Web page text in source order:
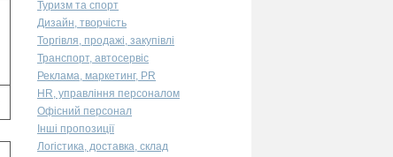
Туризм та спорт
Дизайн, творчість
Торгівля, продажі, закупівлі
Транспорт, автосервіс
Реклама, маркетинг, PR
HR, управління персоналом
Офісний персонал
Інші пропозиції
Логістика, доставка, склад